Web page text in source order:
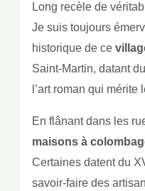
Long recèle de
Je suis toujours
historique de ce
Saint-Martin, datant
l’art roman qui mérite
En flânant dans les
maisons à
Certaines datent du
savoir-faire des